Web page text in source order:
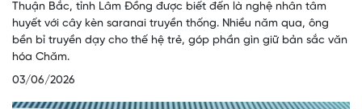
Thuận Bắc, tỉnh Lâm Đồng được biết đến là nghệ nhân tâm
huyết với cây kèn saranai truyền thống. Nhiều năm qua, ông
bền bỉ truyền dạy cho thế hệ trẻ, góp phần gìn giữ bản sắc văn
hóa Chăm.
03/06/2026